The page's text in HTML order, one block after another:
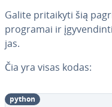
Galite pri­tai­ky­ti šią
programai ir
jas.
Čia yra visas kodas:
python